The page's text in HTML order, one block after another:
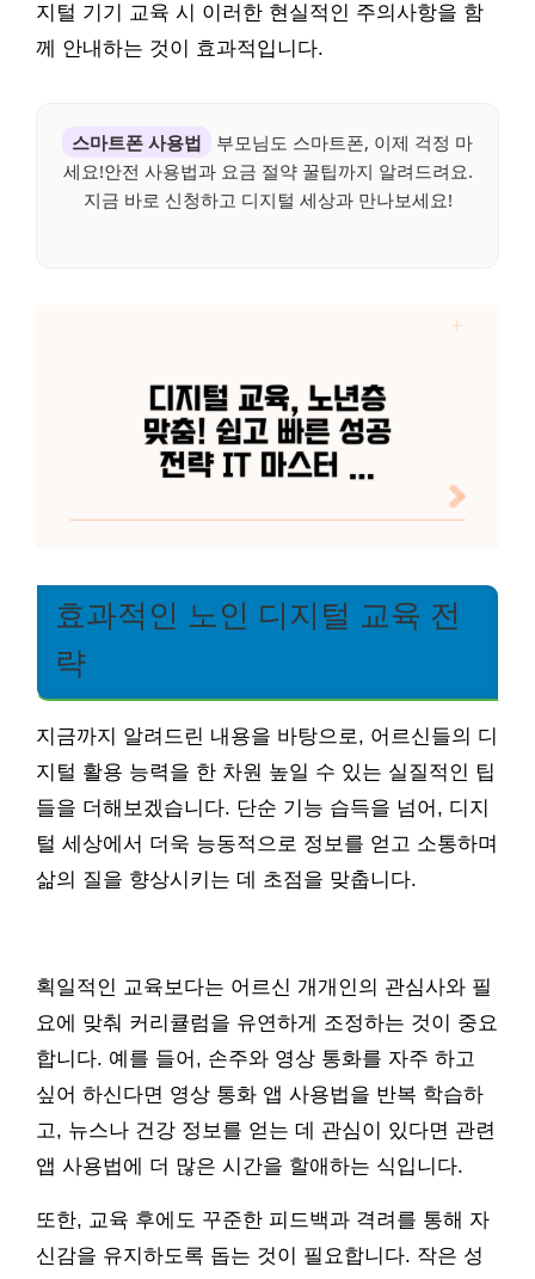
지털 기기 교육 시 이러한 현실적인 주의사항을 함
께 안내하는 것이 효과적입니다.
스마트폰 사용법
부모님도 스마트폰, 이제 걱정 마
세요!안전 사용법과 요금 절약 꿀팁까지 알려드려요.
지금 바로 신청하고 디지털 세상과 만나보세요!
효과적인 노인 디지털 교육 전
략
지금까지 알려드린 내용을 바탕으로, 어르신들의 디
지털 활용 능력을 한 차원 높일 수 있는 실질적인 팁
들을 더해보겠습니다. 단순 기능 습득을 넘어, 디지
털 세상에서 더욱 능동적으로 정보를 얻고 소통하며
삶의 질을 향상시키는 데 초점을 맞춥니다.
획일적인 교육보다는 어르신 개개인의 관심사와 필
요에 맞춰 커리큘럼을 유연하게 조정하는 것이 중요
합니다. 예를 들어, 손주와 영상 통화를 자주 하고
싶어 하신다면 영상 통화 앱 사용법을 반복 학습하
고, 뉴스나 건강 정보를 얻는 데 관심이 있다면 관련
앱 사용법에 더 많은 시간을 할애하는 식입니다.
또한, 교육 후에도 꾸준한 피드백과 격려를 통해 자
신감을 유지하도록 돕는 것이 필요합니다. 작은 성